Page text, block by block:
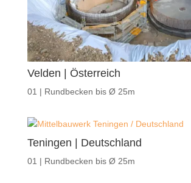
Velden | Österreich
01 | Rundbecken bis Ø 25m
Teningen | Deutschland
01 | Rundbecken bis Ø 25m